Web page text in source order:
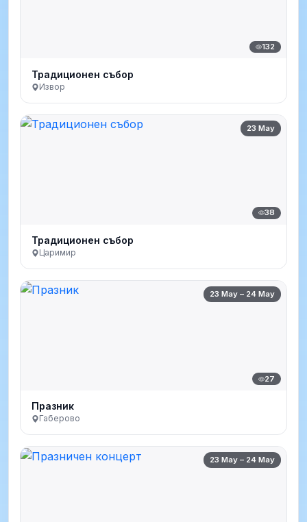
132
Традиционен събор
Извор
23 May
38
Традиционен събор
Царимир
23 May – 24 May
27
Празник
Габерово
23 May – 24 May